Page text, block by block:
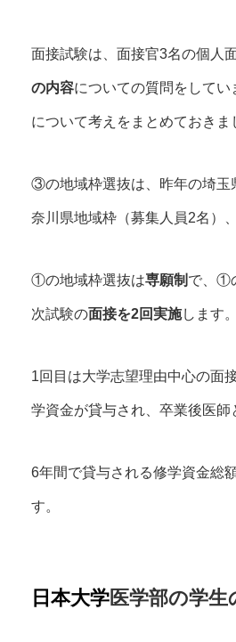
面接試験は、面接官3名の個人
の内容についての質問をしてい
について考えをまとめておきま
③の地域枠選抜は、昨年の埼玉
奈川県地域枠（募集人員2名）、
①の地域枠選抜は専願制 で、①
次試験の面接を2回実施します。
1回目は大学志望理由中心の面
学資金が貸与され、卒業後医師
6年間で貸与される修学資金総
す。
日本大学医学部の学生